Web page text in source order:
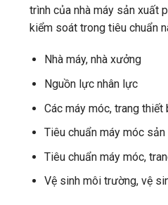
trình của nhà máy sản xuất
kiểm soát trong tiêu chuẩn
Nhà máy, nhà xưởng
Nguồn lực nhân lực
Các máy móc, trang thiết
Tiêu chuẩn máy móc
Tiêu chuẩn máy móc,
Vệ sinh môi trường, vệ